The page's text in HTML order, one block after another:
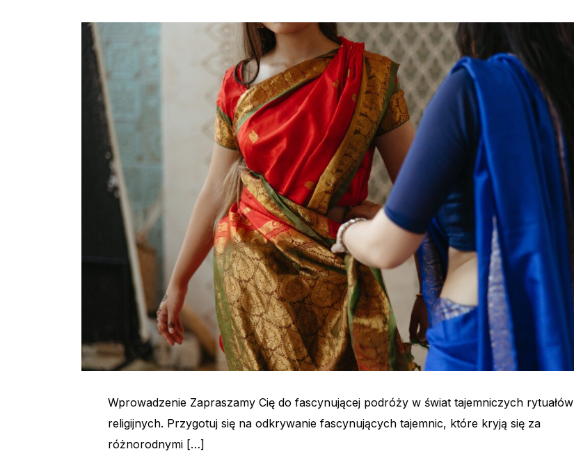
Wprowadzenie Zapraszamy Cię do fascynującej podróży w świat tajemniczych rytuałów
religijnych. Przygotuj się na odkrywanie fascynujących tajemnic, które kryją się za
różnorodnymi […]